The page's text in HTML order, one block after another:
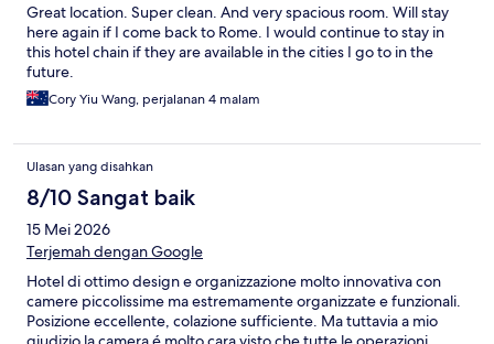
Great location. Super clean. And very spacious room. Will stay
here again if I come back to Rome. I would continue to stay in
this hotel chain if they are available in the cities I go to in the
future.
Cory Yiu Wang, perjalanan 4 malam
Ulasan yang disahkan
8/10 Sangat baik
15 Mei 2026
Terjemah dengan Google
Hotel di ottimo design e organizzazione molto innovativa con
camere piccolissime ma estremamente organizzate e funzionali.
Posizione eccellente, colazione sufficiente. Ma tuttavia a mio